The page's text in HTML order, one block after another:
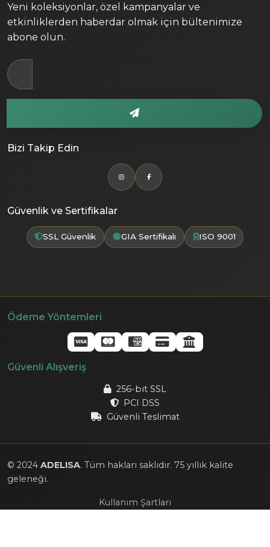
Yeni koleksiyonlar, özel kampanyalar ve
etkinliklerden haberdar olmak için bültenimize
abone olun.
Bizi Takip Edin
Güvenlik ve Sertifikalar
SSL Güvenlik GIA Sertifikalı ISO 9001
Ödeme Yöntemleri
Güvenli Alışveriş
256-bit SSL
PCI DSS
Güvenli Teslimat
© 2024 ADELISA. Tüm hakları saklıdır. 75 yıllık kalite
geleneği.
Kullanım Şartları